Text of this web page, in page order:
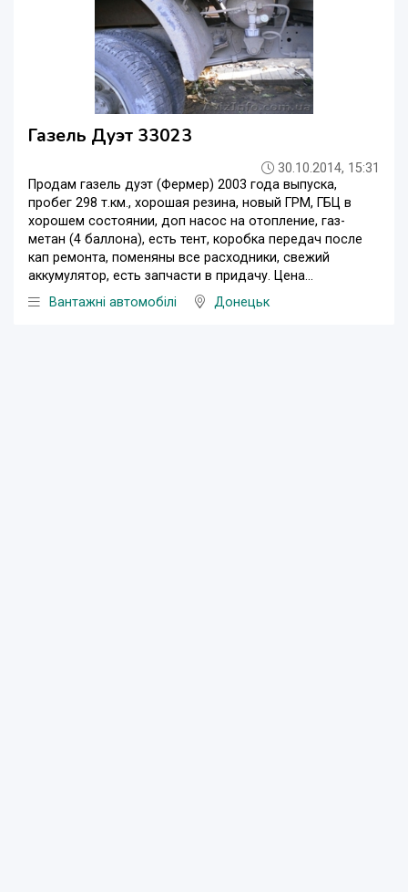
Газель Дуэт 33023
30.10.2014, 15:31
Продам газель дуэт (Фермер) 2003 года выпуска,
пробег 298 т.км., хорошая резина, новый ГРМ, ГБЦ в
хорошем состоянии, доп насос на отопление, газ-
метан (4 баллона), есть тент, коробка передач после
кап ремонта, поменяны все расходники, свежий
аккумулятор, есть запчасти в придачу. Цена...
Вантажні автомобілі
Донецьк